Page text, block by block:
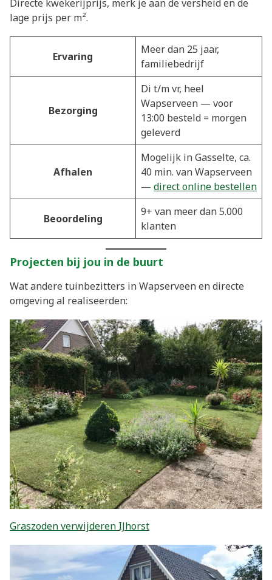
Directe kwekerijprijs, merk je aan de versheid en de
lage prijs per m².
Ervaring
Meer dan 25 jaar,
familiebedrijf
Bezorging
Di t/m vr, heel
Wapserveen — voor
13:00 besteld = morgen
geleverd
Afhalen
Mogelijk in Gasselte, ca.
40 min. van Wapserveen
— direct online bestellen
Beoordeling
9+ van meer dan 5.000
klanten
Projecten bij jou in de buurt
Wat andere tuinbezitters in Wapserveen en directe
omgeving al realiseerden:
Graszoden verwijderen IJhorst